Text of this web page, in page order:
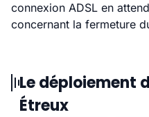
connexion ADSL en
concernant la fermeture
Le déploiement
Étreux